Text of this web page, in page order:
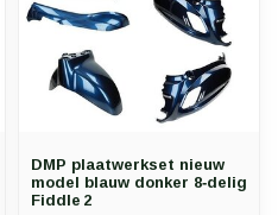
DMP plaatwerkset nieuw
model blauw donker 8‑delig
Fiddle 2